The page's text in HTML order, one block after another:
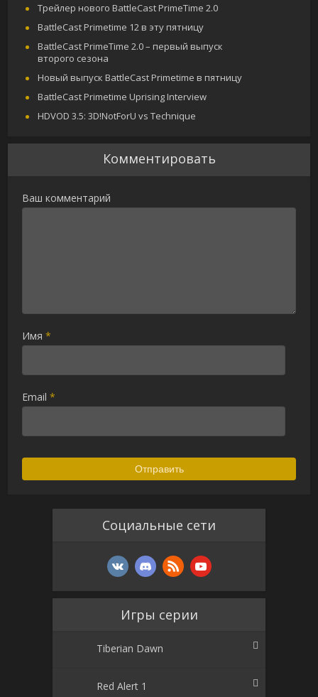
Трейлер нового BattleCast PrimeTime 2.0
BattleCast Primetime 12 в эту пятницу
BattleCast PrimeTime 2.0 – первый выпуск
второго сезона
Новый выпуск BattleCast Primetime в пятницу
BattleCast Primetime Uprising Interview
HDVOD 3.5: 3D!NotForU vs Technique
Комментировать
Ваш комментарий
Имя*
Email*
Социальные сети
Игры серии
Tiberian Dawn
Red Alert 1